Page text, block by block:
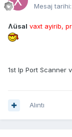
Mesaj tarihi:
Ʌüsal vaxt ayirib,
1st Ip Port Scanner
Alıntı